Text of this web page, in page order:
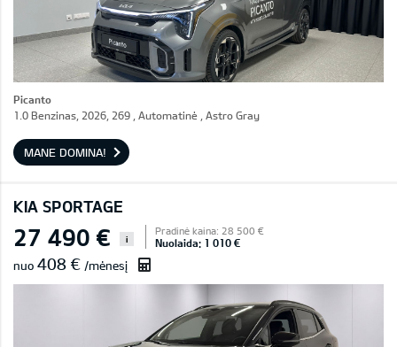
Picanto
1.0 Benzinas, 2026, 269 , Automatinė , Astro Gray
MANE DOMINA!
KIA SPORTAGE
27 490 € i
Pradinė kaina: 28 500 €
Nuolaida: 1 010 €
nuo 408 € /mėnesį